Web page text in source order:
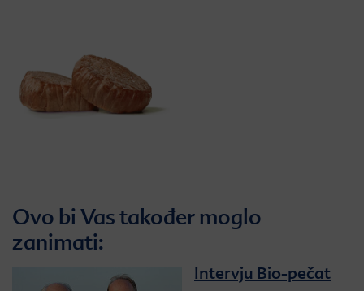
Ovo bi Vas također moglo
zanimati:
Intervju Bio-pečat